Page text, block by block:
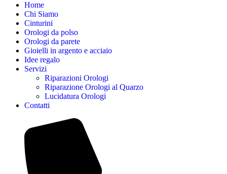
Home
Chi Siamo
Cinturini
Orologi da polso
Orologi da parete
Gioielli in argento e acciaio
Idee regalo
Servizi
Riparazioni Orologi
Riparazione Orologi al Quarzo
Lucidatura Orologi
Contatti